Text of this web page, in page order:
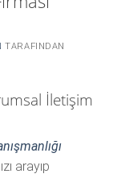
TARAFINDAN
İletişim
arayıp